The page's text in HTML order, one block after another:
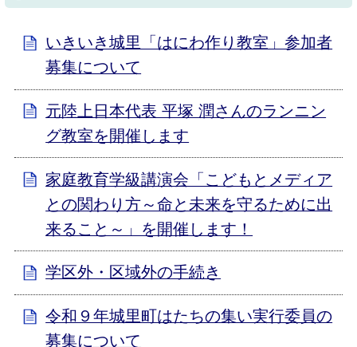
いきいき城里「はにわ作り教室」参加者
募集について
元陸上日本代表 平塚 潤さんのランニン
グ教室を開催します
家庭教育学級講演会「こどもとメディア
との関わり方～命と未来を守るために出
来ること～」を開催します！
学区外・区域外の手続き
令和９年城里町はたちの集い実行委員の
募集について